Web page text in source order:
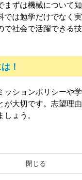
まずは機械について
では勉学だけでなく
社会で活躍できる
！
ションポリシーや
が大切です。志望理
ょう。
閉じる